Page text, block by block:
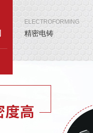
ELECTROFORMING
精密电铸